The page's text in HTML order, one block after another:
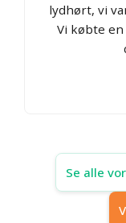
lydhørt, vi
Vi købte en
Se alle